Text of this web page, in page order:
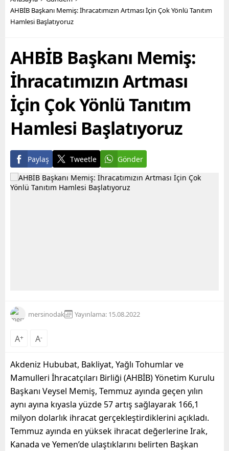
öncülüğünde hayata
geçirilen hizmetler ile
alabilmesine destek
olmayı hedefleyen
Büyükşehir...
ekipleri, son olarak Bahçe
yapının...
AHBİB Başkanı Memiş: İhracatımızın Artması İçin Çok Yönlü Tanıtım
Hamlesi Başlatıyoruz
AHBİB Başkanı Memiş:
İhracatımızın Artması
İçin Çok Yönlü Tanıtım
Hamlesi Başlatıyoruz
Paylaş Tweetle Gönder
mersinodak Yayınlama: 15.08.2022
A+ A-
Akdeniz Hububat, Bakliyat, Yağlı Tohumlar ve
Mamulleri İhracatçıları Birliği (AHBİB) Yönetim Kurulu
Başkanı Veysel Memiş, Temmuz ayında geçen yılın
aynı ayına kıyasla yüzde 57 artış sağlayarak 166,1
milyon dolarlık ihracat gerçekleştirdiklerini açıkladı.
Temmuz ayında en yüksek ihracat değerlerine Irak,
Kanada ve Yemen’de ulaştıklarını belirten Başkan